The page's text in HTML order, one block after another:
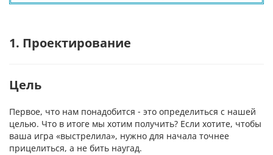
1. Проектирование
Цель
Первое, что нам понадобится - это определиться с нашей
целью. Что в итоге мы хотим получить? Если хотите, чтобы
ваша игра «выстрелила», нужно для начала точнее
прицелиться, а не бить наугад.